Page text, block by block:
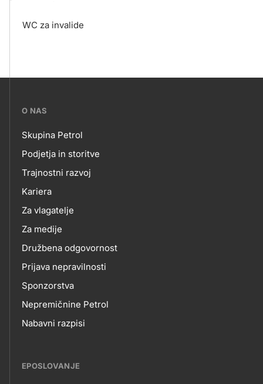
WC za invalide
???
skupno.footer-
title???
O NAS
O
NAS
Skupina Petrol
Podjetja in storitve
Trajnostni razvoj
Kariera
Za vlagatelje
Za medije
Družbena odgovornost
Prijava nepravilnosti
Sponzorstva
Nepremičnine Petrol
Nabavni razpisi
EPOSLOVANJE